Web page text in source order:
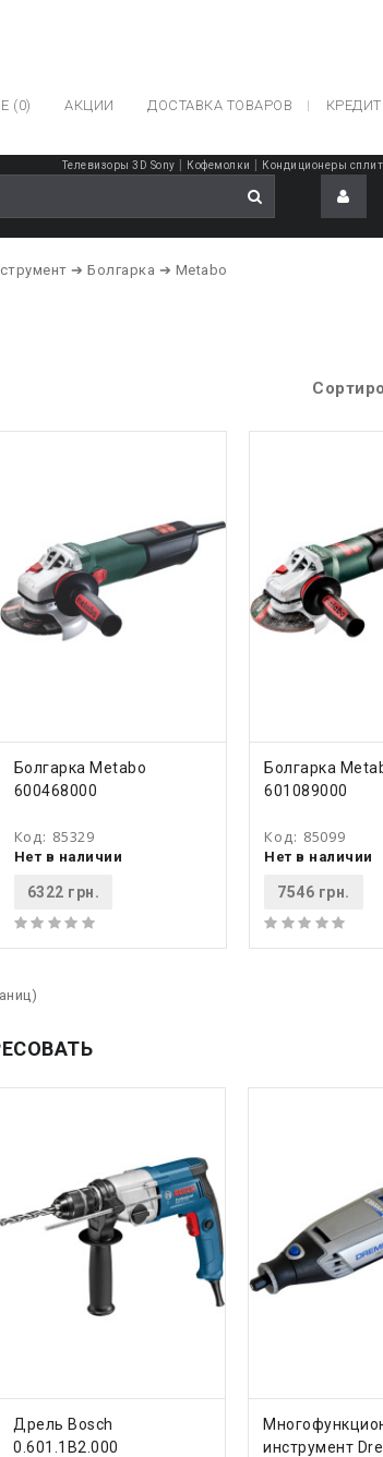
(0) АКЦИИ ДОСТАВКА ТОВАРОВ КРЕДИТ
Телевизоры 3D Sony Кофемолки Кондиционеры
➔ Болгарка ➔ Metabo
КУПИТЬ
Болгарка Metabo
600468000
Код: 85329
Нет в наличии
6322 грн.
КУПИТЬ
Болгарка
601089000
Код: 85099
Нет в наличии
7546 грн.
КУПИТЬ
Дрель Bosch
0.601.1B2.000
КУПИТЬ
инструмент